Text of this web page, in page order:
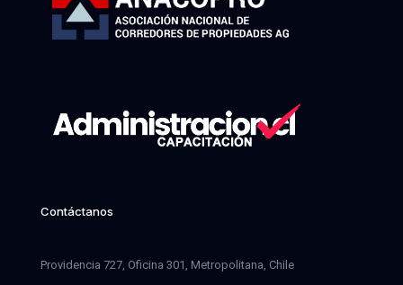
Contáctanos
Providencia 727, Oficina 301, Metropolitana, Chile